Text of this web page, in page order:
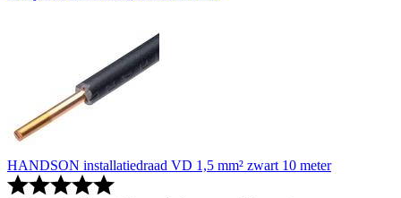
HANDSON installatiedraad VD 1,5 mm² zwart 10 meter